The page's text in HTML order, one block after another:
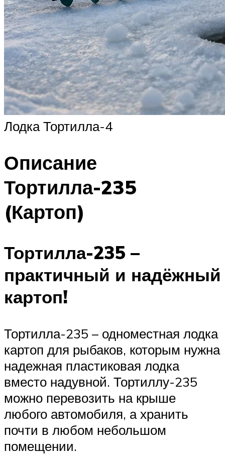
Лодка Тортилла-4
Описание
Тортилла-235
(Картоп)
Тортилла-235 –
практичный и надёжный
картоп!
Тортилла-235 – одноместная лодка
картоп для рыбаков, которым нужна
надежная пластиковая лодка
вместо надувной. Тортиллу-235
можно перевозить на крыше
любого автомобиля, а хранить
почти в любом небольшом
помещении.